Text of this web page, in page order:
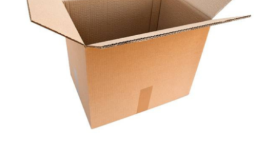
AJOUTER AU PANIER
/
DÉTAILS